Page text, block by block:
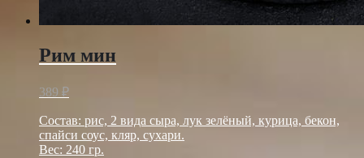
Рим мин
389 ₽
Состав: рис, 2 вида сыра, лук зелёный, курица, бекон,
спайси соус, кляр, сухари.
Вес: 240 гр.